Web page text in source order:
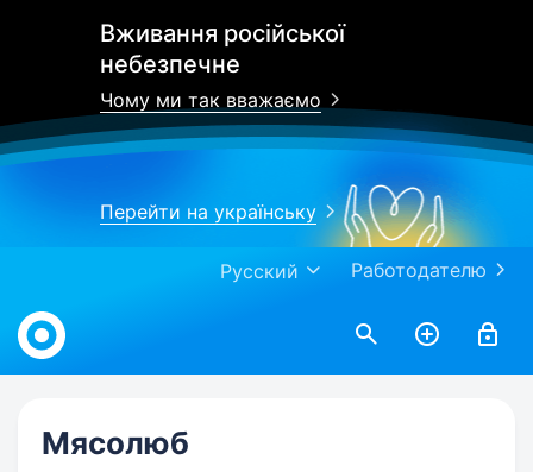
Вживання російської
небезпечне
Чому ми так вважаємо
Перейти на українську
Работодателю
Русский
Work.ua
Мясолюб